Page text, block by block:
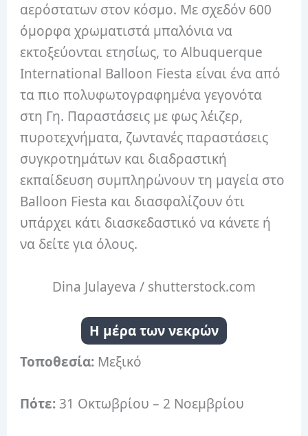
αερόστατων στον κόσμο. Με σχεδόν 600
όμορφα χρωματιστά μπαλόνια να
εκτοξεύονται ετησίως, το Albuquerque
International Balloon Fiesta είναι ένα από
τα πιο πολυφωτογραφημένα γεγονότα
στη Γη. Παραστάσεις με φως λέιζερ,
πυροτεχνήματα, ζωντανές παραστάσεις
συγκροτημάτων και διαδραστική
εκπαίδευση συμπληρώνουν τη μαγεία στο
Balloon Fiesta και διασφαλίζουν ότι
υπάρχει κάτι διασκεδαστικό να κάνετε ή
να δείτε για όλους.
Dina Julayeva / shutterstock.com
Η μέρα των νεκρών
Τοποθεσία: Μεξικό
Πότε: 31 Οκτωβρίου – 2 Νοεμβρίου